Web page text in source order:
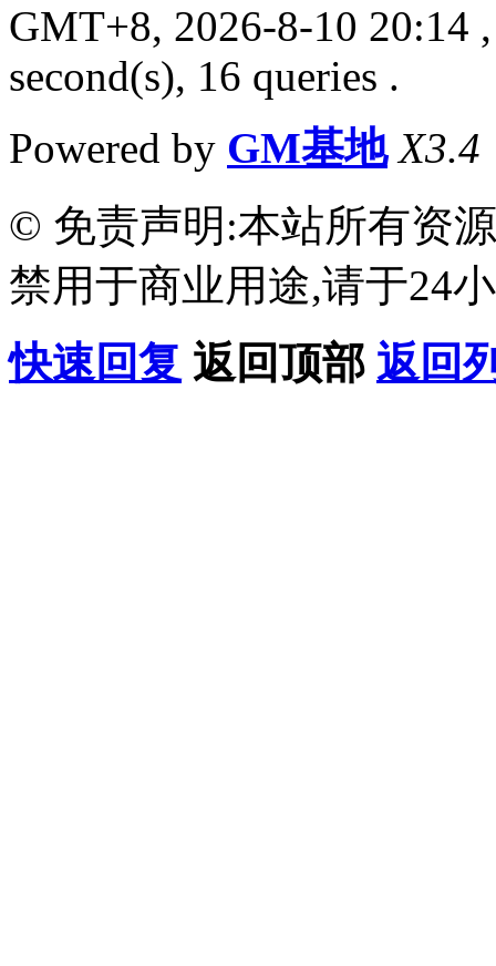
GMT+8, 2026-8-10 20:14
second(s), 16 queries .
Powered by GM基地 X3.4
© 免责声明:本站所有资
禁用于商业用途,请于24
快速回复 返回顶部 返回